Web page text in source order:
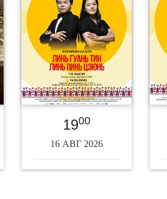
1900
16 АВГ 2026